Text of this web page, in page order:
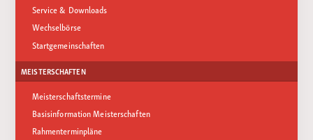
Service & Downloads
Wechselbörse
Startgemeinschaften
MEISTERSCHAFTEN
Meisterschaftstermine
Basisinformation Meisterschaften
Rahmenterminpläne